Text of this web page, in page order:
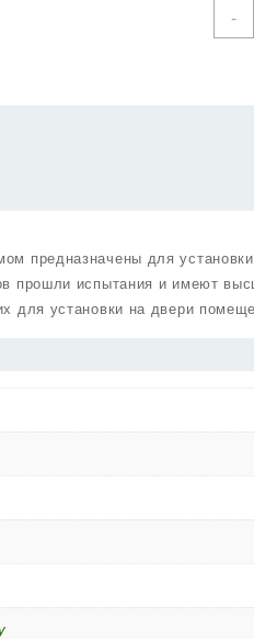
-
предназначены для
прошли испытания и имеют
для установки на двери